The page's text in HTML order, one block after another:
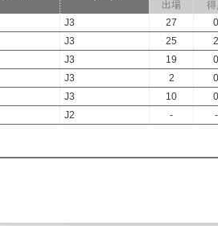
出場
得
J3 27
0
J3 25
2
J3 19
0
J3 2
0
J3 10
0
J2 - -